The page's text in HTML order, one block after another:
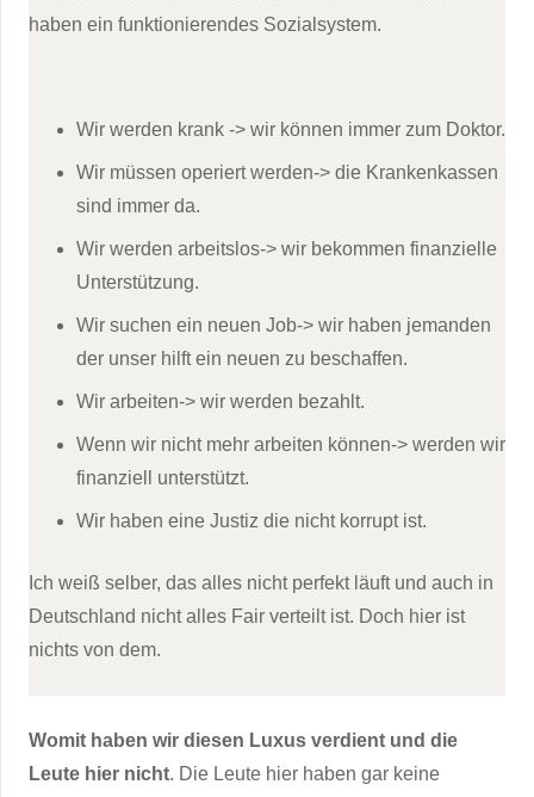
haben ein funktionierendes Sozialsystem.
Wir werden krank -> wir können immer zum Doktor.
Wir müssen operiert werden-> die Krankenkassen
sind immer da.
Wir werden arbeitslos-> wir bekommen finanzielle
Unterstützung.
Wir suchen ein neuen Job-> wir haben jemanden
der unser hilft ein neuen zu beschaffen.
Wir arbeiten-> wir werden bezahlt.
Wenn wir nicht mehr arbeiten können-> werden wir
finanziell unterstützt.
Wir haben eine Justiz die nicht korrupt ist.
Ich weiß selber, das alles nicht perfekt läuft und auch in
Deutschland nicht alles Fair verteilt ist. Doch hier ist
nichts von dem.
Womit haben wir diesen Luxus verdient und die
Leute hier nicht. Die Leute hier haben gar keine